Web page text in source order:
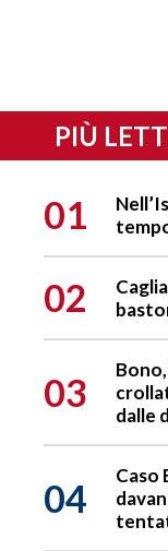
PIÙ
01
02
03
dalle
04
Caso